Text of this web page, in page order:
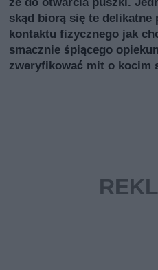
skąd biorą się te delikatne
kontaktu fizycznego jak
smacznie śpiącego
zweryfikować mit o kocim